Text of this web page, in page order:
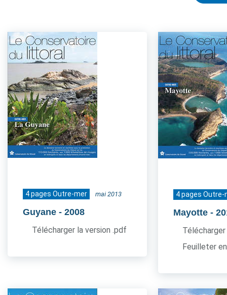
4 pages Outre-mer mai 2013
Guyane - 2008
Télécharger la version .pdf
4 pages Outre-
Mayotte -
Feuilleter